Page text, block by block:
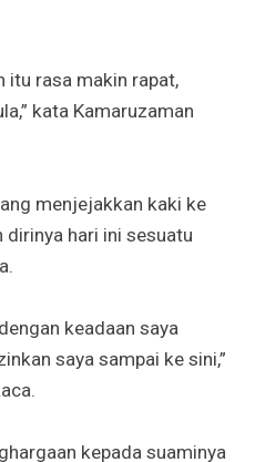
itu rasa makin rapat,
kata Kamaruzaman
menjejakkan kaki ke
dirinya hari ini sesuatu
keadaan saya
saya sampai ke sini,”
kepada suaminya